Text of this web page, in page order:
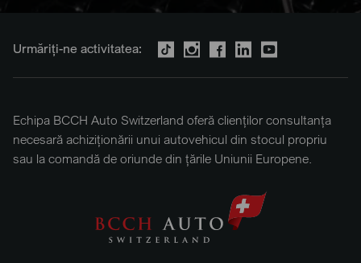
Urmăriți-ne activitatea:
Echipa BCCH Auto Switzerland oferă clienților consultanța
necesară achiziționării unui autovehicul din stocul propriu
sau la comandă de oriunde din țările Uniunii Europene.